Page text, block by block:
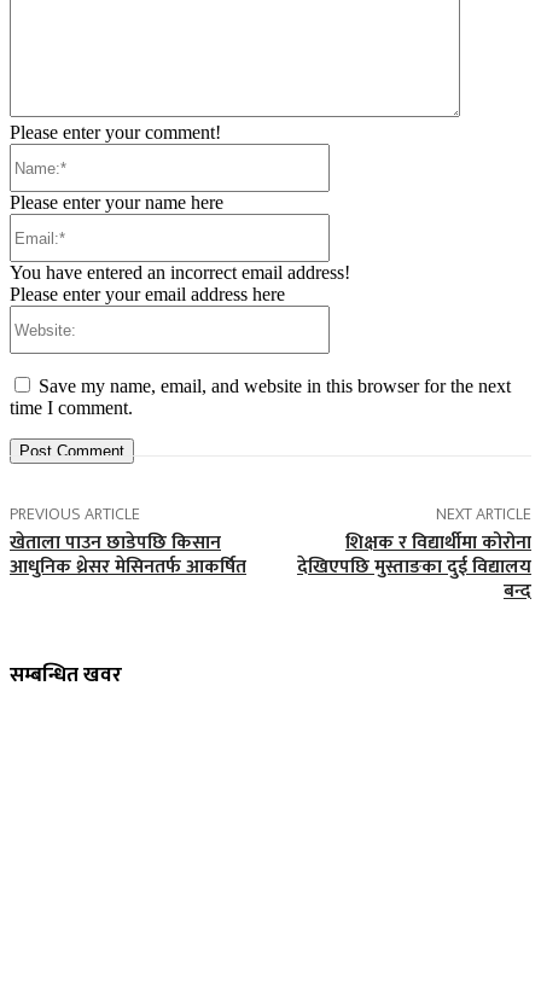
Please enter your comment!
Please enter your name here
You have entered an incorrect email address!
Please enter your email address here
Save my name, email, and website in this browser for the next
time I comment.
PREVIOUS ARTICLE
खेताला पाउन छाडेपछि किसान
आधुनिक थ्रेसर मेसिनतर्फ आकर्षित
NEXT ARTICLE
शिक्षक र विद्यार्थीमा कोरोना
देखिएपछि मुस्ताङका दुई विद्यालय
बन्द
सम्बन्धित खवर